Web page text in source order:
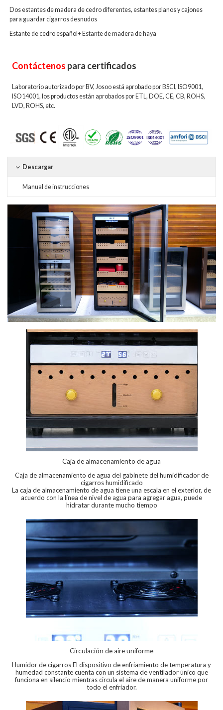
Dos estantes de madera de cedro diferentes, estantes planos y cajones
para guardar cigarros desnudos
Estante de cedro español+ Estante de madera de haya
Contáctenos para certificados
Laboratorio autorizado por BV, Josoo está aprobado por BSCI, ISO9001,
ISO14001, los productos están aprobados por ETL, DOE, CE, CB, ROHS,
LVD, ROHS, etc.
Descargar
Manual de instrucciones
Caja de almacenamiento de agua
Caja de almacenamiento de agua del gabinete del humidificador de
cigarros humidificado
La caja de almacenamiento de agua tiene una escala en el exterior, de
acuerdo con la línea de nivel de agua para agregar agua, puede
hidratar durante mucho tiempo
Circulación de aire uniforme
Humidor de cigarros El dispositivo de enfriamiento de temperatura y
humedad constante cuenta con un sistema de ventilador único que
funciona en silencio mientras circula el aire de manera uniforme por
todo el enfriador.